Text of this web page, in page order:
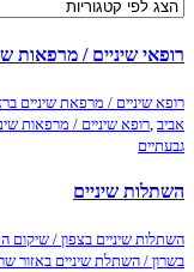
שיניים / מרפאות שיניים
שיניים / מרפאת שיניים בראשון
,רופא שיניים / מרפאות שיניים
שיניים
שיניים בצפון / שיקום הפה
/ השתלת שיניים באזור שרון,